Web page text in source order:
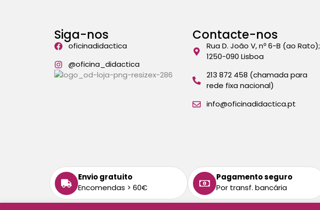
Siga-nos
oficinadidactica
@oficina_didactica
Contacte-nos
Rua D. João V, nº 6-B (ao Rato);
1250-090 Lisboa
213 872 458 (chamada para
rede fixa nacional)
info@oficinadidactica.pt
Envio gratuito
Encomendas > 60€
Pagamento seguro
Por transf. bancária